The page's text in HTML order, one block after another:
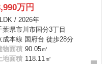
万円
/ 2026年
葉県市川市国分3丁目
成本線 国府台 徒歩28分
物面積 90.05㎡
地面積 118.11㎡